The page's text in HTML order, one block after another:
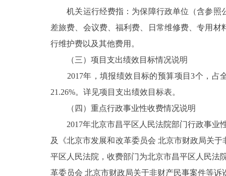
机关运行经费指：为保障行政单位（含参照
差旅费、会议费、福利费、日常维修费、专用
行维护费以及其他费用。
（三）项目支出绩效目标情况说明
2017年，填报绩效目标的预算项目3个，占全
21.26%。详见项目支出绩效目标表。
（四）重点行政事业性收费情况说明
2017年北京市昌平区人民法院部门行政事业
及《北京市发展和改革委员会 北京市财政局关
平区人民法院，收费部门为北京市昌平区人民法
革委员会 北京市财政局关于非财产民事案件等诉